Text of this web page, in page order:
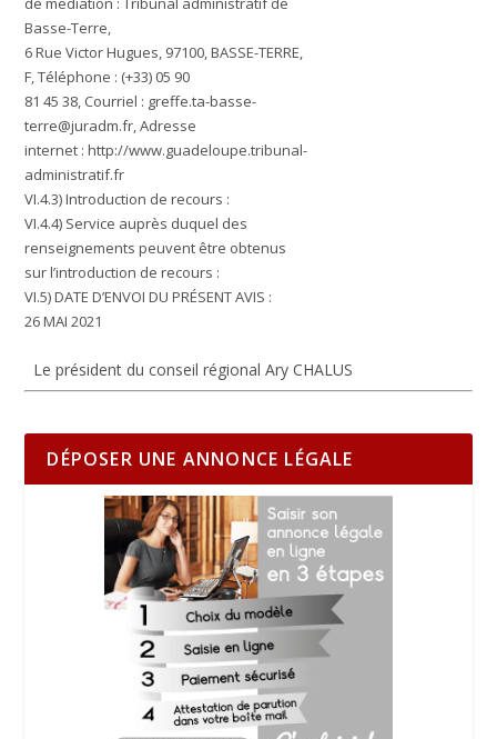
Basse-Terre,
6 Rue Victor Hugues, 97100, BASSE-TERRE,
F, Téléphone : (+33) 05 90
81 45 38, Courriel : greffe.ta-basse-
terre@juradm.fr, Adresse
internet : http://www.guadeloupe.tribunal-
administratif.fr
VI.4.3) Introduction de recours :
VI.4.4) Service auprès duquel des
renseignements peuvent être obtenus
sur l’introduction de recours :
VI.5) DATE D’ENVOI DU PRÉSENT AVIS :
26 MAI 2021
Le président du conseil régional Ary CHALUS
DÉPOSER UNE ANNONCE LÉGALE